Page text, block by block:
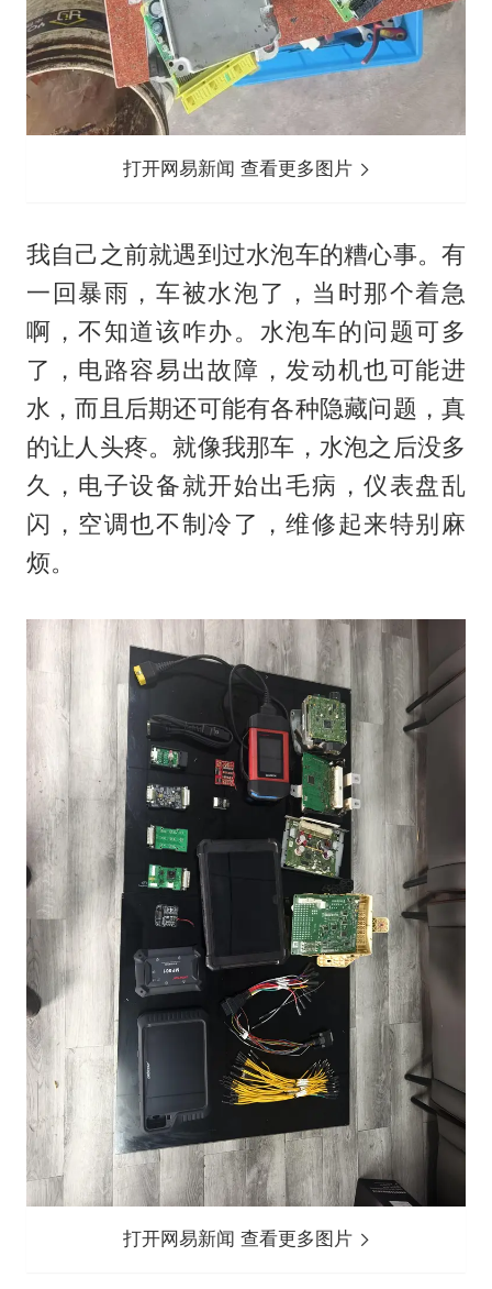
打开网易新闻 查看更多图片
我自己之前就遇到过水泡车的糟心事。有
一回暴雨，车被水泡了，当时那个着急
啊，不知道该咋办。水泡车的问题可多
了，电路容易出故障，发动机也可能进
水，而且后期还可能有各种隐藏问题，真
的让人头疼。就像我那车，水泡之后没多
久，电子设备就开始出毛病，仪表盘乱
闪，空调也不制冷了，维修起来特别麻
烦。
打开网易新闻 查看更多图片